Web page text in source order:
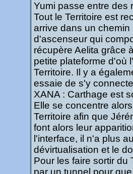
Yumi passe entre des
Tout le Territoire est
arrive dans un
d'ascenseur qui
récupère Aelita grâce
petite plateforme d'où
Territoire. Il y a
essaie de s'y
XANA : Carthage est
Elle se concentre
Territoire afin que
font alors leur
l'interface, il n'a plus
dévirtualisation et le
Pour les faire sortir du
par un tunnel pour